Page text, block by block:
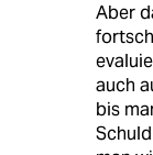
Aber
auch
bis